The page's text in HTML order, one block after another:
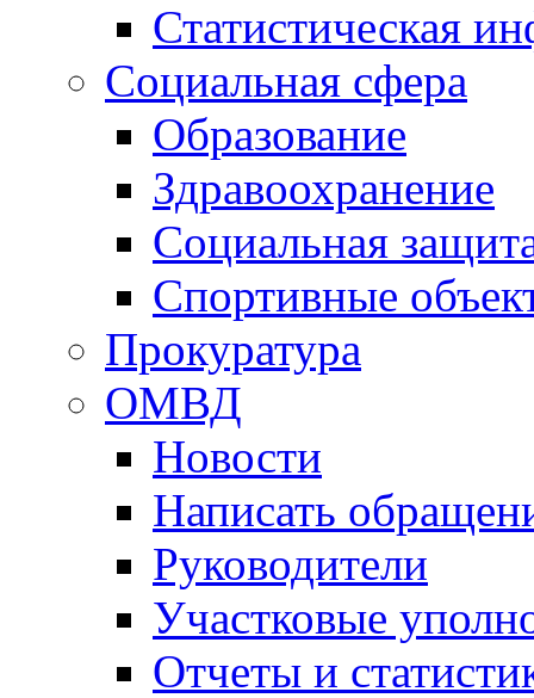
Статистическая
Социальная сфера
Образование
Здравоохранение
Социальная
Спортивные
Прокуратура
ОМВД
Новости
Написать
Руководители
Участковые
Отчеты и